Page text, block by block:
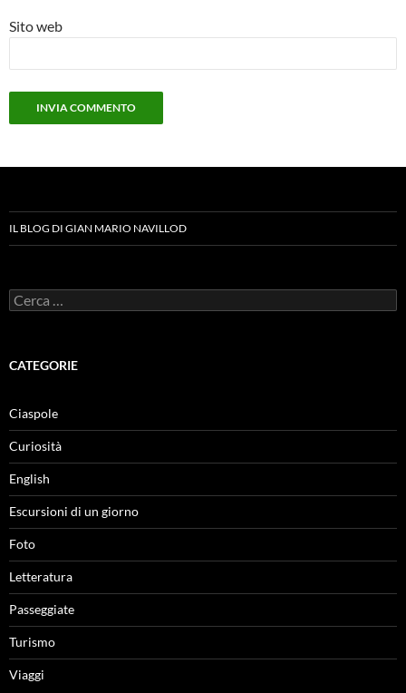
Sito web
IL BLOG DI GIAN MARIO NAVILLOD
Ricerca
per:
CATEGORIE
Ciaspole
Curiosità
English
Escursioni di un giorno
Foto
Letteratura
Passeggiate
Turismo
Viaggi